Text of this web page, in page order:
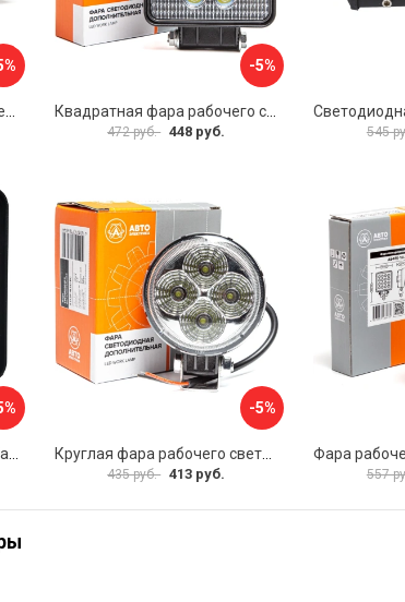
-5%
Квадратная фара рабочего света АВТОЭЛЕКТРИКА 09.1880
472 руб. 448 руб. 545
-5%
Круглая фара рабочего света АВТОЭЛЕКТРИКА 09.1935
435 руб. 413 руб. 557